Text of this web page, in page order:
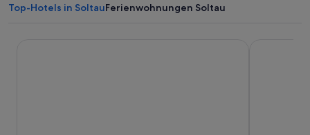
Top-Hotels in SoltauFerienwohnungen Soltau